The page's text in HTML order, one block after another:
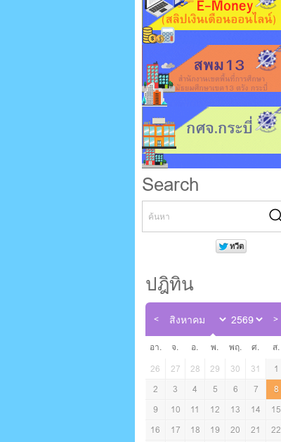
Search
ปฎิทิน
อา. จ. อ. พ. พฤ. ศ.
ส.
26
27 28 29 30 31
1
2
3 4 5 6 7
8
9
10 11 12 13 14
15
16
17 18 19 20 21 22